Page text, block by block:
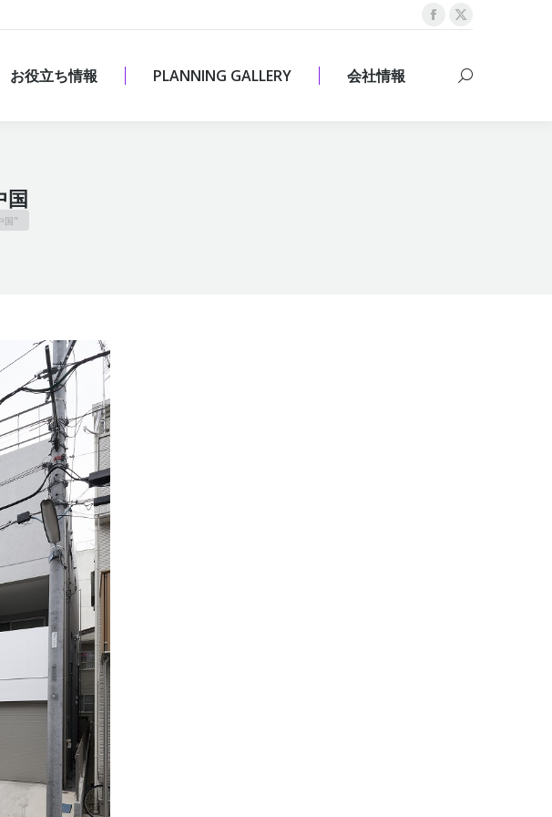
Facebook
opens
X
opens
お役立ち情報 PLANNING GALLERY 会社情報 Search:
国
国"
お役立ち情報 PLANNING GALLERY 会社情報 Search: